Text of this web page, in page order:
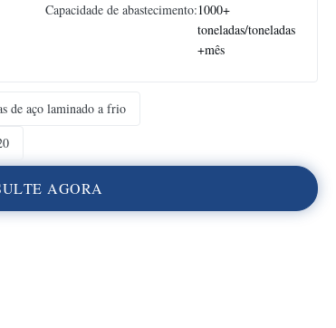
Capacidade de abastecimento:1000+
toneladas/toneladas
+mês
de aço laminado a frio
ULTE AGORA